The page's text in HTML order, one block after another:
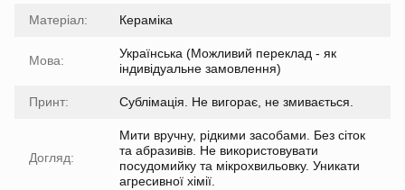
Матеріал: Кераміка
Мова:
Українська (Можливий переклад - як
індивідуальне замовлення)
Принт: Сублімація. Не вигорає, не змивається.
Догляд:
Мити вручну, рідкими засобами. Без сіток
та абразивів. Не використовувати
посудомийку та мікрохвильовку. Уникати
агресивної хімії.